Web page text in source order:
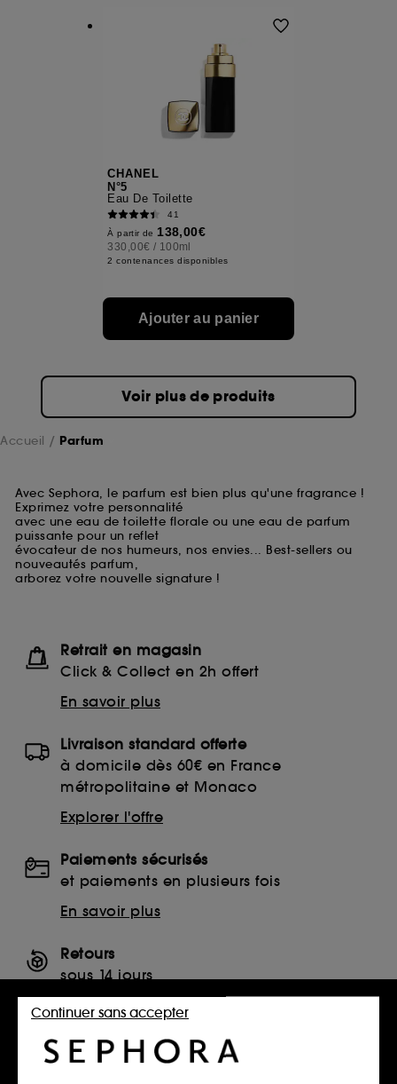
CHANEL
N°5
Eau De Toilette
41
À partir de 138,00€
330,00€ / 100ml
2 contenances disponibles
Ajouter au panier
Voir plus de produits
Accueil Parfum
Avec Sephora, le parfum est bien plus qu'une fragrance !
Exprimez votre personnalité
avec une eau de toilette florale ou une eau de parfum
puissante pour un reflet
évocateur de nos humeurs, nos envies... Best-sellers ou
nouveautés parfum,
arborez votre nouvelle signature !
Retrait en magasin
Click & Collect en 2h offert
En savoir plus
Livraison standard offerte
à domicile dès 60€ en France
métropolitaine et Monaco
Explorer l'offre
Paiements sécurisés
et paiements en plusieurs fois
En savoir plus
Retours
sous 14 jours
Retourner mon article
SERVICES, CONTACT ET CONDITIONS DES OFFRES
Continuer sans accepter